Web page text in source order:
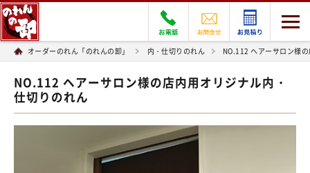
オーダーのれん「のれんの卸」 内・仕切りのれん NO.112 ヘアーサロン様
NO.112 ヘアーサロン様の店内用オリジナル内・
仕切りのれん